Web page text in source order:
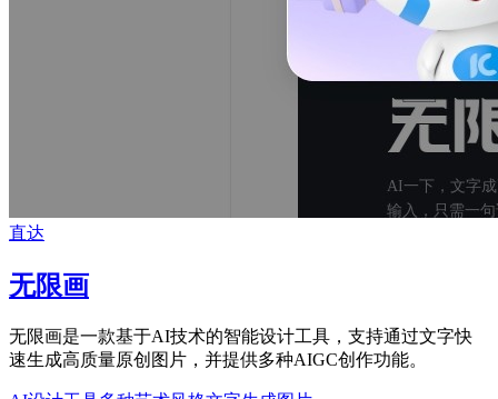
直达
无限画
无限画是一款基于AI技术的智能设计工具，支持通过文字快
速生成高质量原创图片，并提供多种AIGC创作功能。